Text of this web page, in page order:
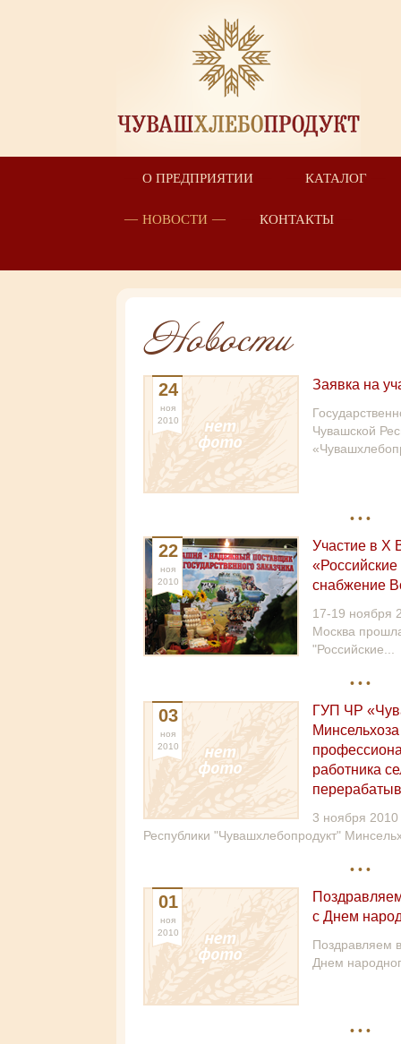
О ПРЕДПРИЯТИИ КАТАЛОГ
НОВОСТИ КОНТАКТЫ
Новости
Заявка на
Чувашской
24
ноя
2010
Участие в Х
снабжение
17-19 ноября
Москва
"Российские...
22
ноя
2010
ГУП ЧР
работника
3 ноября
Республики "Чувашхлебопродукт"
03
ноя
2010
с Днем
Поздравляем
Днем
01
ноя
2010